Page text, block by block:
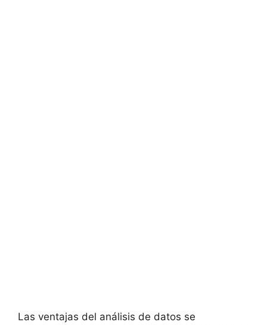
Las ventajas del análisis de datos se